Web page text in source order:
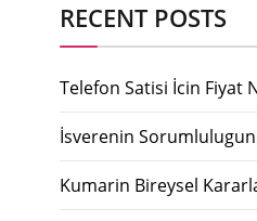
RECENT POSTS
Telefon Satisi İcin Fiyat
İsverenin
Kumarin Bireysel